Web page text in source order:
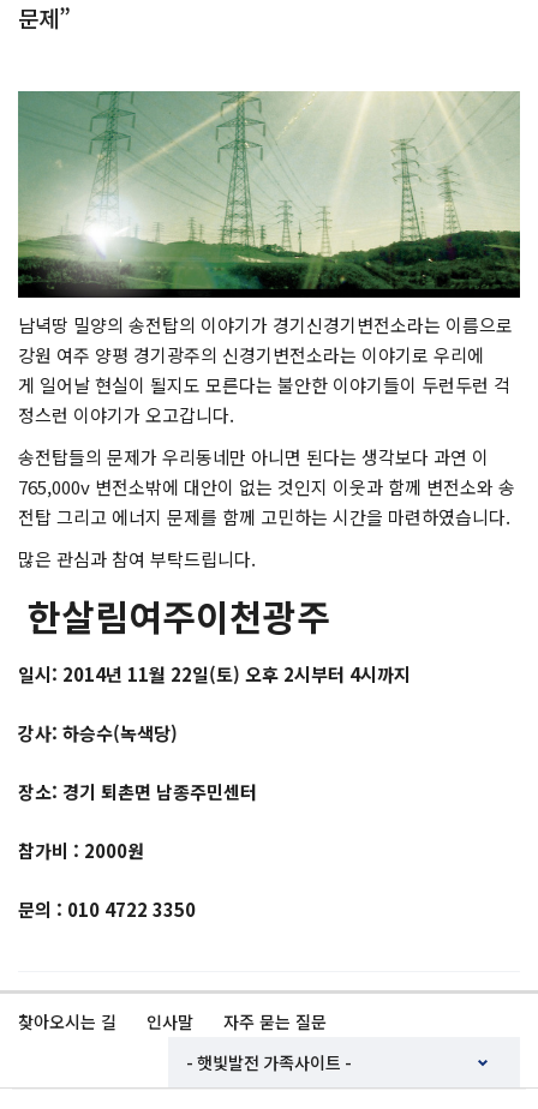
문제”
남녁땅 밀양의 송전탑의 이야기가 경기신경기변전소라는 이름으로
강원 여주 양평 경기광주의 신경기변전소라는 이야기로 우리에
게 일어날 현실이 될지도 모른다는 불안한 이야기들이 두런두런 걱
정스런 이야기가 오고갑니다.
송전탑들의 문제가 우리동네만 아니면 된다는 생각보다 과연 이
765,000v 변전소밖에 대안이 없는 것인지 이웃과 함께 변전소와 송
전탑 그리고 에너지 문제를 함께 고민하는 시간을 마련하였습니다.
많은 관심과 참여 부탁드립니다.
한살림여주이천광주
일시: 2014년 11월 22일(토) 오후 2시부터 4시까지
강사: 하승수(녹색당)
장소: 경기 퇴촌면 남종주민센터
참가비 : 2000원
문의 : 010 4722 3350
찾아오시는 길 인사말 자주 묻는 질문